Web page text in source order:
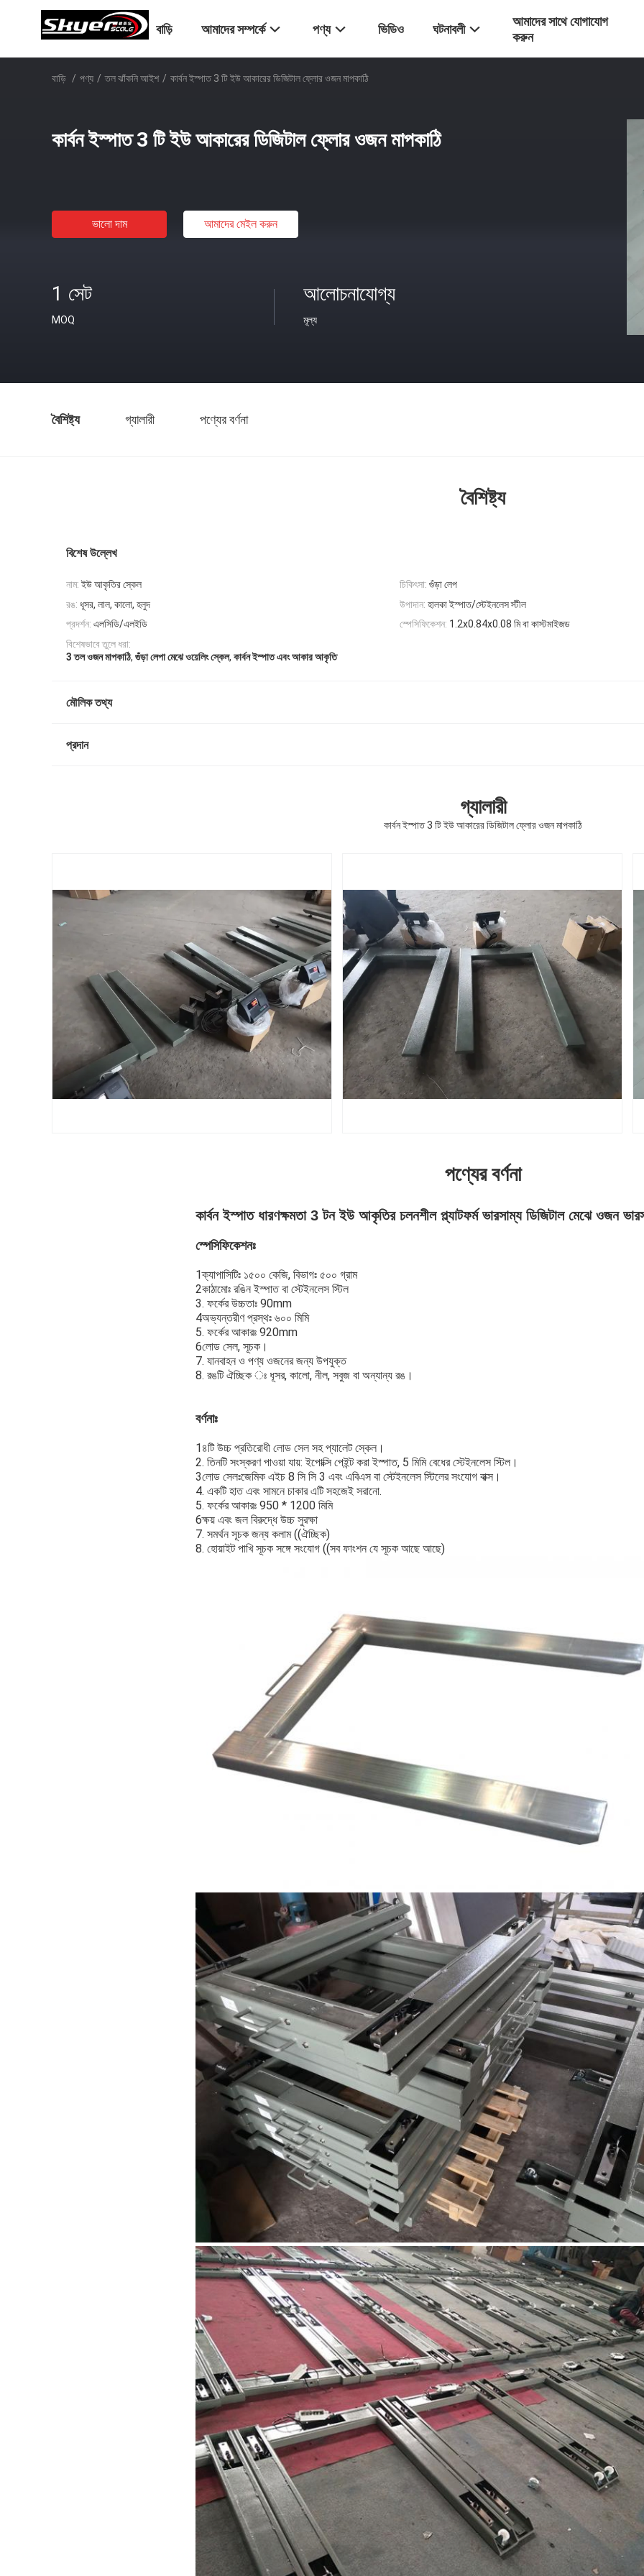
বাড়ি আমাদের সম্পর্কে পণ্য ভিডিও ঘটনাবলী
আমাদের সাথে যোগাযোগ
করুন
বাড়ি / পণ্য / তল ঝাঁকনি আইশ / কার্বন ইস্পাত 3 টি ইউ আকারের ডিজিটাল ফ্লোর ওজন মাপকাঠি
কার্বন ইস্পাত 3 টি ইউ আকারের ডিজিটাল ফ্লোর ওজন মাপকাঠি
ভালো দাম আমাদের মেইল ​​করুন
1 সেট
MOQ
আলোচনাযোগ্য
মূল্য
বৈশিষ্ট্য গ্যালারী পণ্যের বর্ণনা
বৈশিষ্ট্য
বিশেষ উল্লেখ
নাম: ইউ আকৃতির স্কেল চিকিৎসা: গুঁড়া লেপ
রঙ: ধূসর, লাল, কালো, হলুদ উপাদান: হালকা ইস্পাত/স্টেইনলেস স্টীল
প্রদর্শন: এলসিডি/এলইডি স্পেসিফিকেশন: 1.2x0.84x0.08 মি বা কাস্টমাইজড
বিশেষভাবে তুলে ধরা:
3 তল ওজন মাপকাঠি, গুঁড়া লেপা মেঝে ওয়েলিং স্কেল, কার্বন ইস্পাত এবং আকার আকৃতি
মৌলিক তথ্য
প্রদান
গ্যালারী
কার্বন ইস্পাত 3 টি ইউ আকারের ডিজিটাল ফ্লোর ওজন মাপকাঠি
পণ্যের বর্ণনা
কার্বন ইস্পাত ধারণক্ষমতা 3 টন ইউ আকৃতির চলনশীল প্ল্যাটফর্ম ভারসাম্য ডিজিটাল মেঝে ওজন
স্পেসিফিকেশনঃ
1ক্যাপাসিটিঃ ১৫০০ কেজি, বিভাগঃ ৫০০ গ্রাম
2কাঠামোঃ রঙিন ইস্পাত বা স্টেইনলেস স্টিল
3. ফর্কের উচ্চতাঃ 90mm
4অভ্যন্তরীণ প্রস্থঃ ৬০০ মিমি
5. ফর্কের আকারঃ 920mm
6লোড সেল, সূচক।
7. যানবাহন ও পণ্য ওজনের জন্য উপযুক্ত
8. রঙটি ঐচ্ছিক ঃ ধূসর, কালো, নীল, সবুজ বা অন্যান্য রঙ।
বর্ণনাঃ
1৪টি উচ্চ প্রতিরোধী লোড সেল সহ প্যালেট স্কেল।
2. তিনটি সংস্করণ পাওয়া যায়: ইপোক্সি পেইন্ট করা ইস্পাত, 5 মিমি বেধের স্টেইনলেস স্টিল।
3লোড সেলঃজেমিক এইচ 8 সি সি 3 এবং এবিএস বা স্টেইনলেস স্টিলের সংযোগ বাক্স।
4. একটি হাত এবং সামনে চাকার এটি সহজেই সরানো.
5. ফর্কের আকারঃ 950 * 1200 মিমি
6ক্ষয় এবং জল বিরুদ্ধে উচ্চ সুরক্ষা
7. সমর্থন সূচক জন্য কলাম ((ঐচ্ছিক)
8. হোয়াইট পাখি সূচক সঙ্গে সংযোগ ((সব ফাংশন যে সূচক আছে আছে)